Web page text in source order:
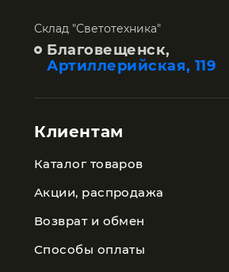
Склад "Светотехника"
Благовещенск,
Артиллерийская, 119
Клиентам
Каталог товаров
Акции, распродажа
Возврат и обмен
Способы оплаты